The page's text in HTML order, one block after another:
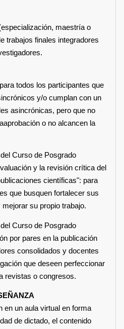
maestría o
trabajos finales integradores
todos los participantes que
y/o cumplan con un
asincrónicas, pero que no
o no alcancen la
Curso de Posgrado
y la revisión crítica del
científicas": para
que busquen fortalecer sus
su propio trabajo.
Curso de Posgrado
por pares en la publicación
consolidados y docentes
que deseen perfeccionar
revistas o congresos.
en un aula virtual en forma
de dictado, el contenido